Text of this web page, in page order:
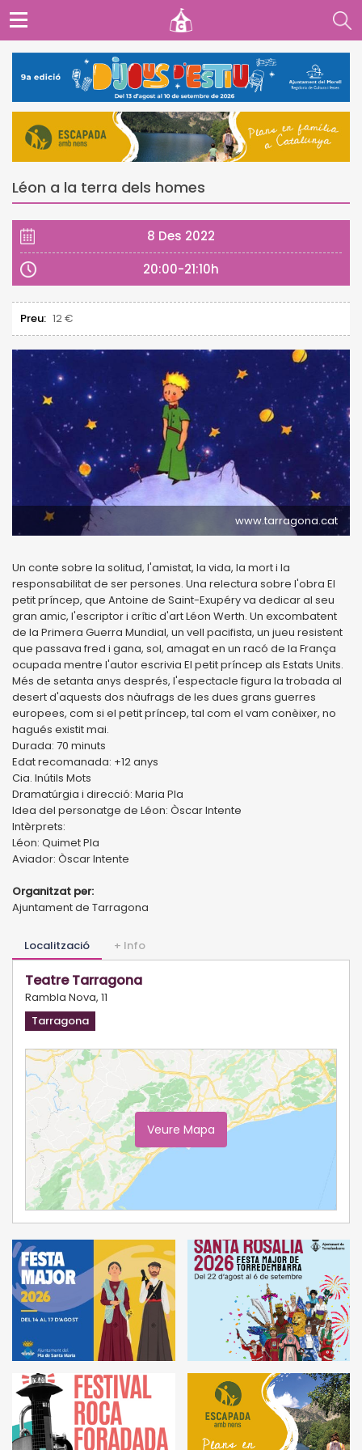
Léon a la terra dels homes
8 Des 2022
20:00-21:10h
Preu: 12 €
www.tarragona.cat
Un conte sobre la solitud, l'amistat, la vida, la mort i la
responsabilitat de ser persones. Una relectura sobre l'obra El
petit príncep, que Antoine de Saint-Exupéry va dedicar al seu
gran amic, l'escriptor i crític d'art Léon Werth. Un excombatent
de la Primera Guerra Mundial, un vell pacifista, un jueu resistent
que passava fred i gana, sol, amagat en un racó de la França
ocupada mentre l'autor escrivia El petit príncep als Estats Units.
Més de setanta anys després, l'espectacle figura la trobada al
desert d'aquests dos nàufrags de les dues grans guerres
europees, com si el petit príncep, tal com el vam conèixer, no
hagués existit mai.
Durada: 70 minuts
Edat recomanada: +12 anys
Cia. Inútils Mots
Dramatúrgia i direcció: Maria Pla
Idea del personatge de Léon: Òscar Intente
Intèrprets:
Léon: Quimet Pla
Aviador: Òscar Intente
Organitzat per:
Ajuntament de Tarragona
Localització + Info
Teatre Tarragona
Rambla Nova, 11
Tarragona
Veure Mapa